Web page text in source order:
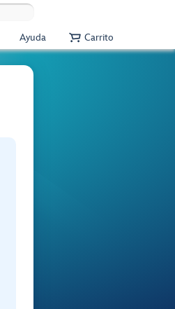
Ayuda Carrito